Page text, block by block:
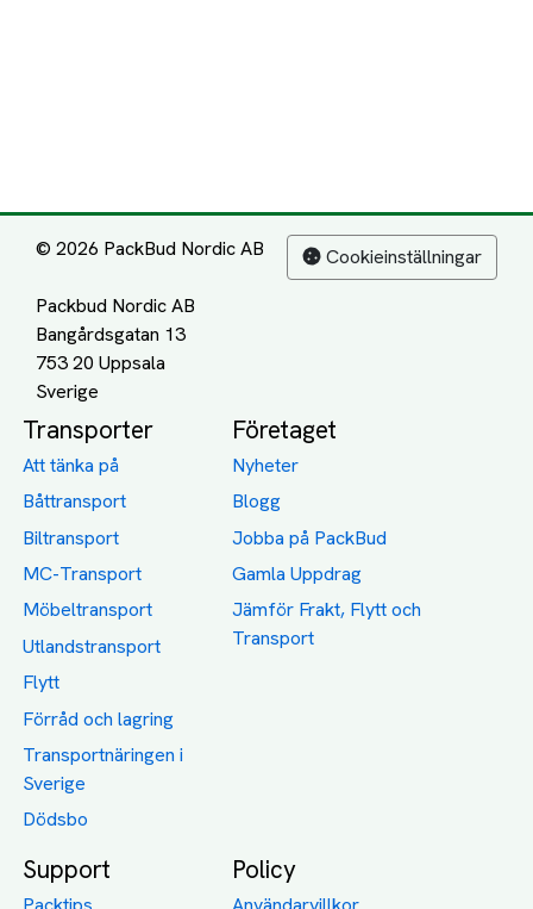
© 2026 PackBud Nordic AB
Packbud Nordic AB
Bangårdsgatan 13
753 20 Uppsala
Cookieinställningar
Transporter
Att tänka på
Båttransport
Biltransport
MC-Transport
Möbeltransport
Utlandstransport
Flytt
Förråd och lagring
Transportnäringen i
Sverige
Dödsbo
Företaget
Nyheter
Blogg
Jobba på PackBud
Gamla Uppdrag
Jämför Frakt, Flytt och
Transport
Support Policy